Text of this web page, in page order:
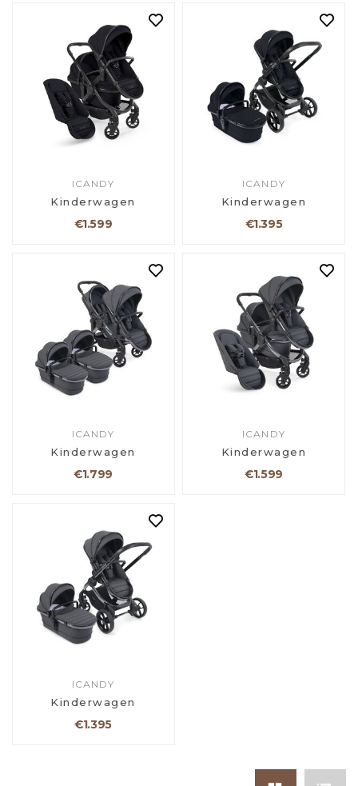
ICANDY
Kinderwagen
€1.599
ICANDY
Kinderwagen
€1.395
ICANDY
Kinderwagen
€1.799
ICANDY
Kinderwagen
€1.599
ICANDY
Kinderwagen
€1.395